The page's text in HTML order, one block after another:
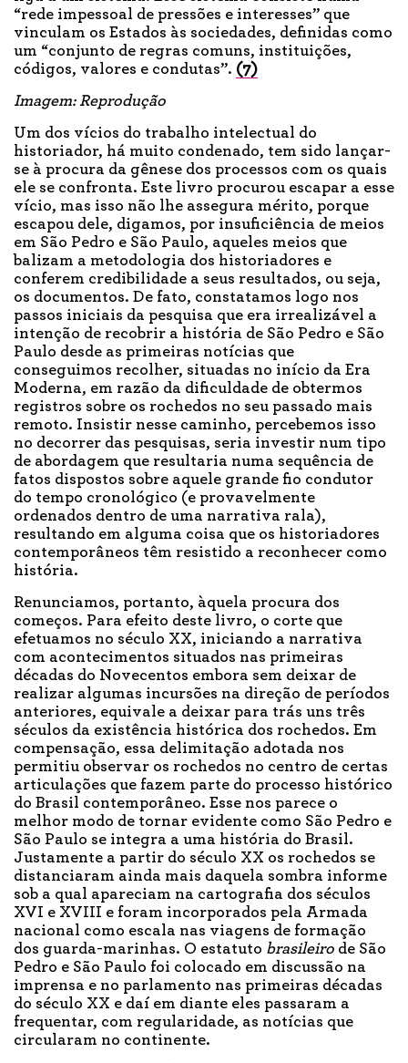
“rede impessoal de pressões e interesses” que
vinculam os Estados às sociedades, definidas como
um “conjunto de regras comuns, instituições,
códigos, valores e condutas”. (7)
Imagem: Reprodução
Um dos vícios do trabalho intelectual do
historiador, há muito condenado, tem sido lançar-
se à procura da gênese dos processos com os quais
ele se confronta. Este livro procurou escapar a esse
vício, mas isso não lhe assegura mérito, porque
escapou dele, digamos, por insuficiência de meios
em São Pedro e São Paulo, aqueles meios que
balizam a metodologia dos historiadores e
conferem credibilidade a seus resultados, ou seja,
os documentos. De fato, constatamos logo nos
passos iniciais da pesquisa que era irrealizável a
intenção de recobrir a história de São Pedro e São
Paulo desde as primeiras notícias que
conseguimos recolher, situadas no início da Era
Moderna, em razão da dificuldade de obtermos
registros sobre os rochedos no seu passado mais
remoto. Insistir nesse caminho, percebemos isso
no decorrer das pesquisas, seria investir num tipo
de abordagem que resultaria numa sequência de
fatos dispostos sobre aquele grande fio condutor
do tempo cronológico (e provavelmente
ordenados dentro de uma narrativa rala),
resultando em alguma coisa que os historiadores
contemporâneos têm resistido a reconhecer como
história.
Renunciamos, portanto, àquela procura dos
começos. Para efeito deste livro, o corte que
efetuamos no século XX, iniciando a narrativa
com acontecimentos situados nas primeiras
décadas do Novecentos embora sem deixar de
realizar algumas incursões na direção de períodos
anteriores, equivale a deixar para trás uns três
séculos da existência histórica dos rochedos. Em
compensação, essa delimitação adotada nos
permitiu observar os rochedos no centro de certas
articulações que fazem parte do processo histórico
do Brasil contemporâneo. Esse nos parece o
melhor modo de tornar evidente como São Pedro e
São Paulo se integra a uma história do Brasil.
Justamente a partir do século XX os rochedos se
distanciaram ainda mais daquela sombra informe
sob a qual apareciam na cartografia dos séculos
XVI e XVIII e foram incorporados pela Armada
nacional como escala nas viagens de formação
dos guarda-marinhas. O estatuto brasileiro de São
Pedro e São Paulo foi colocado em discussão na
imprensa e no parlamento nas primeiras décadas
do século XX e daí em diante eles passaram a
frequentar, com regularidade, as notícias que
circularam no continente.